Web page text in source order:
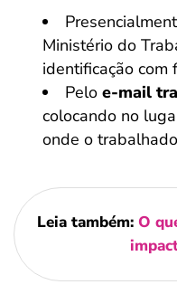
Ministério do
identificação com
Pelo e-mail
colocando no
onde o
Leia também: O